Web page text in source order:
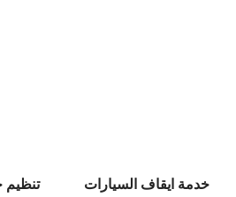
خدمة ايقاف السيارات تنظيم